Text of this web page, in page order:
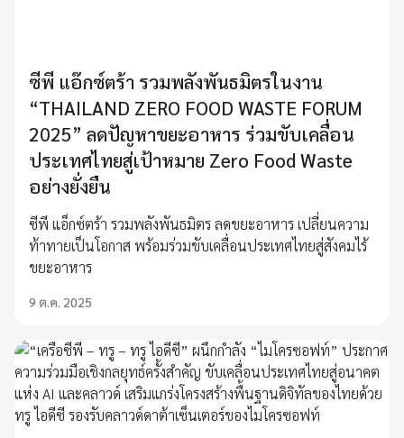
ซีพี แอ๊กซ์ตร้า รวมพลังพันธมิตรในงาน
“THAILAND ZERO FOOD WASTE FORUM
2025” ลดปัญหาขยะอาหาร ร่วมขับเคลื่อน
ประเทศไทยสู่เป้าหมาย Zero Food Waste
อย่างยั่งยืน
ซีพี แอ็กซ์ตร้า รวมพลังพันธมิตร ลดขยะอาหาร เปลี่ยนความ
ท้าทายเป็นโอกาส พร้อมร่วมขับเคลื่อนประเทศไทยสู่สังคมไร้
ขยะอาหาร
9 ต.ค. 2025